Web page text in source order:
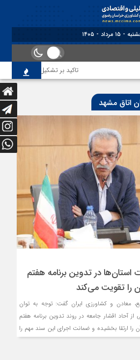
- ۱۴۰۵
تاکید بر تشکیل انجمن مشترک
اتاق مشهد
استان‌ها در تدوین برنامه هفتم
را تقویت می‌کند
معادن و کشاورزی ایران گفت: توجه به توان
آحاد اقشار جامعه در روند تدوین برنامه هفتم
را ارتقا بخشیده و ضمانت اجرای این سند مهم را